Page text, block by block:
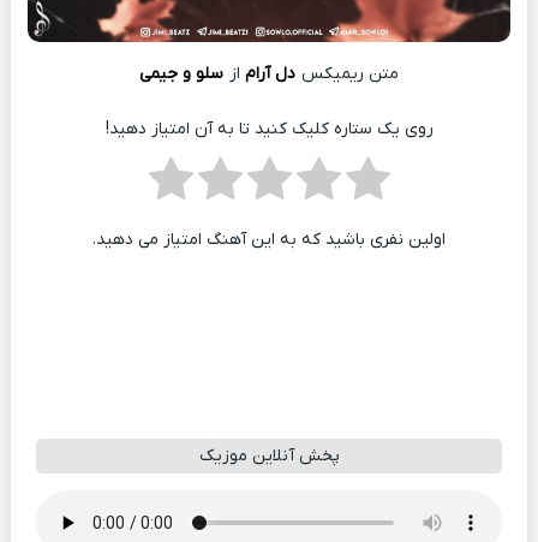
متن ریمیکس دل آرام از سلو و جیمی
روی یک ستاره کلیک کنید تا به آن امتیاز دهید!
اولین نفری باشید که به این آهنگ امتیاز می دهید.
پخش آنلاین موزیک